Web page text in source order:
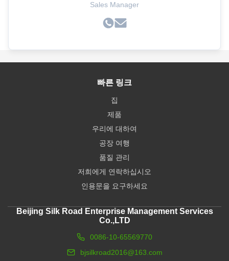
Sales Manager
빠른 링크
집
제품
우리에 대하여
공장 여행
품질 관리
저희에게 연락하십시오
인용문을 요구하세요
Beijing Silk Road Enterprise Management Services
Co.,LTD
0086-10-65569770
bjsilkroad2016@163.com